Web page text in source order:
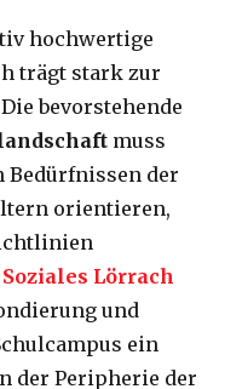
hochwertige
trägt stark zur
bevorstehende
muss
Bedürfnissen der
orientieren,
Soziales Lörrach
und
ein
der Peripherie der